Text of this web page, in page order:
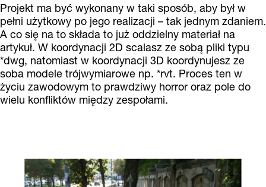
Projekt ma być wykonany w taki sposób, aby był w
pełni użytkowy po jego realizacji – tak jednym zdaniem.
A co się na to składa to już oddzielny materiał na
artykuł. W koordynacji 2D scalasz ze sobą pliki typu
*dwg, natomiast w koordynacji 3D koordynujesz ze
soba modele trójwymiarowe np. *rvt. Proces ten w
życiu zawodowym to prawdziwy horror oraz pole do
wielu konfliktów między zespołami.